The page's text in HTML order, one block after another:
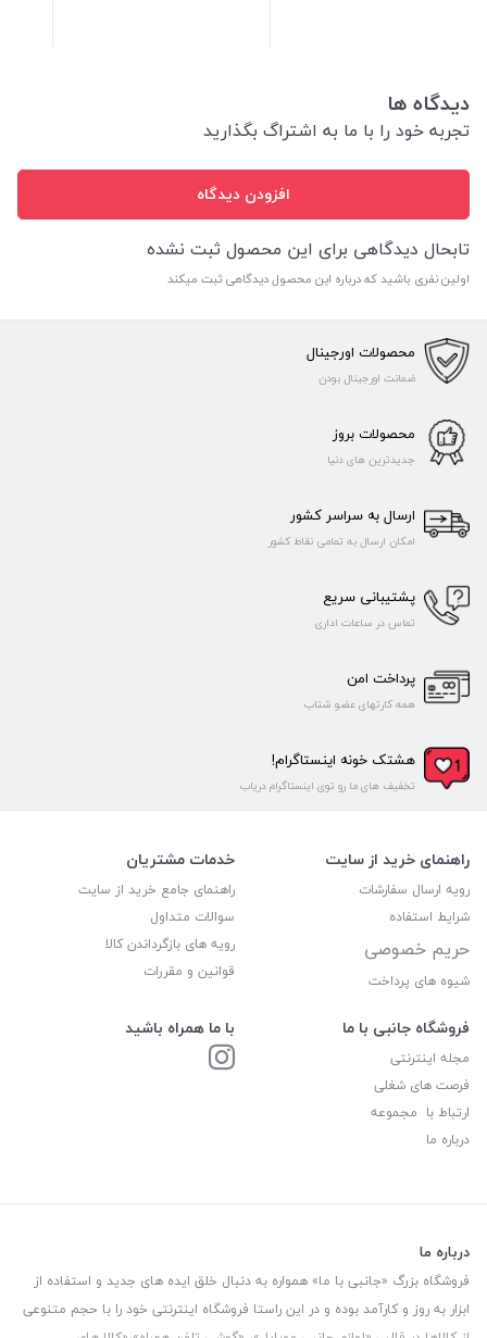
دیدگاه ها
تجربه خود را با ما به اشتراگ بگذارید
افزودن دیدگاه
تابحال دیدگاهی برای این محصول ثبت نشده
اولین نفری باشید که درباره این محصول دیدگاهی ثبت میکند
محصولات اورجینال
ضمانت اورجینال بودن
محصولات بروز
جدیدترین های دنیا
ارسال به سراسر کشور
امکان ارسال به تمامی نقاط کشور
پشتیبانی سریع
تماس در ساعات اداری
پرداخت امن
همه کارتهای عضو شتاب
هشتک خونه اینستاگرام!
تخفیف های ما رو توی اینستاگرام دریاب
راهنمای خرید از سایت
رویه ارسال سفارشات
شرایط استفاده
حریم خصوصی
شیوه های پرداخت
خدمات مشتریان
راهنمای جامع خرید از سایت
سوالات متداول
رویه های بازگرداندن کالا
قوانین و مقررات
فروشگاه جانبی با ما
مجله اینترنتی
فرصت های شغلی
ارتباط با مجموعه
درباره ما
با ما همراه باشید
درباره ما
فروشگاه بزرگ «جانبی با ما» همواره به دنبال خلق ایده های جدید و استفاده از
ابزار به روز و کارآمد بوده و در این راستا فروشگاه اینترنتی خود را با حجم متنوعی